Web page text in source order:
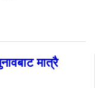
मात्रै